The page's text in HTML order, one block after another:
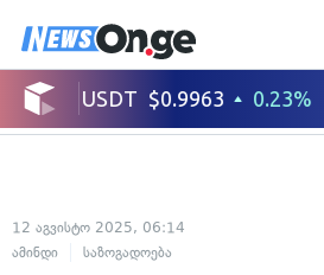
12 აგვისტო 2025, 06:14
ამინდი
საზოგადოება